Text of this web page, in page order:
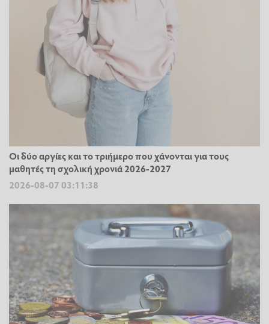
Οι δύο αργίες και το τριήμερο που χάνονται για τους
μαθητές τη σχολική χρονιά 2026-2027
2026-08-07 03:11:38